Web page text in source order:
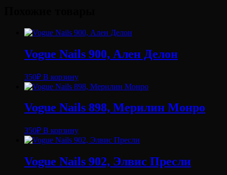
бурый/Vogue Nails 900, Ален Делон
350₽ В корзину
Vogue Nails 898, Мерилин Монро
350₽ В корзину
Vogue Nails 902, Элвис Пресли